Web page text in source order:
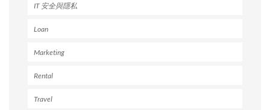
IT 安全與隱私
Loan
Marketing
Rental
Travel